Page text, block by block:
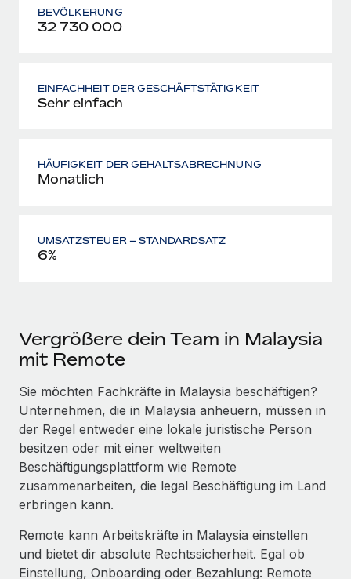
BEVÖLKERUNG
32 730 000
EINFACHHEIT DER GESCHÄFTSTÄTIGKEIT
Sehr einfach
HÄUFIGKEIT DER GEHALTSABRECHNUNG
Monatlich
UMSATZSTEUER – STANDARDSATZ
6%
Vergrößere dein Team in Malaysia
mit Remote
Sie möchten Fachkräfte in Malaysia beschäftigen?
Unternehmen, die in Malaysia anheuern, müssen in
der Regel entweder eine lokale juristische Person
besitzen oder mit einer weltweiten
Beschäftigungsplattform wie Remote
zusammenarbeiten, die legal Beschäftigung im Land
erbringen kann.
Remote kann Arbeitskräfte in Malaysia einstellen
und bietet dir absolute Rechtssicherheit. Egal ob
Einstellung, Onboarding oder Bezahlung: Remote